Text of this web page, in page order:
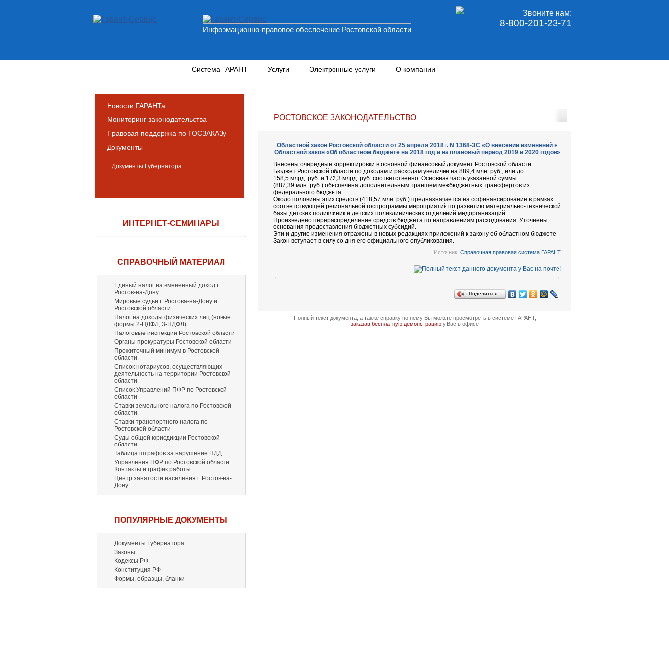
Информационно-правовое обеспечение Ростовской области
Звоните нам:
8-800-201-23-71
Система ГАРАНТ Услуги Электронные услуги О компании
Новости ГАРАНТа
Мониторинг законодательства
Правовая поддержка по ГОСЗАКАЗу
Документы
Документы Губернатора
ИНТЕРНЕТ-СЕМИНАРЫ
СПРАВОЧНЫЙ МАТЕРИАЛ
Единый налог на вмененный доход г.
Ростов-на-Дону
Мировые судьи г. Ростова-на-Дону и
Ростовской области
Налог на доходы физических лиц (новые
формы 2-НДФЛ, 3-НДФЛ)
Налоговые инспекции Ростовской области
Органы прокуратуры Ростовской области
Прожиточный минимум в Ростовской
области
Список нотариусов, осуществляющих
деятельность на территории Ростовской
области
Список Управлений ПФР по Ростовской
области
Ставки земельного налога по Ростовской
области
Ставки транспортного налога по
Ростовской области
Суды общей юрисдикции Ростовской
области
Таблица штрафов за нарушение ПДД
Управления ПФР по Ростовской области.
Контакты и график работы
Центр занятости населения г. Ростов-на-
Дону
ПОПУЛЯРНЫЕ ДОКУМЕНТЫ
Документы Губернатора
Законы
Кодексы РФ
Конституция РФ
Формы, образцы, бланки
РОСТОВСКОЕ ЗАКОНОДАТЕЛЬСТВО
Областной закон Ростовской области от 25 апреля 2018 г. N 1368-ЗС «О внесении изменений в
Областной закон «Об областном бюджете на 2018 год и на плановый период 2019 и 2020 годов»
Внесены очередные корректировки в основной финансовый документ Ростовской области.
Бюджет Ростовской области по доходам и расходам увеличен на 889,4 млн. руб., или до
158,5 млрд. руб. и 172,3 млрд. руб. соответственно. Основная часть указанной суммы
(887,39 млн. руб.) обеспечена дополнительным траншем межбюджетных трансфертов из
федерального бюджета.
Около половины этих средств (418,57 млн. руб.) предназначается на софинансирование в рамках
соответствующей региональной госпрограммы мероприятий по развитию материально-технической
базы детских поликлиник и детских поликлинических отделений медорганизаций.
Произведено перераспределение средств бюджета по направлениям расходования. Уточнены
основания предоставления бюджетных субсидий.
Эти и другие изменения отражены в новых редакциях приложений к закону об областном бюджете.
Закон вступает в силу со дня его официального опубликования.
Источник: Справочная правовая система ГАРАНТ
← →
Поделиться…
Полный текст документа, а также справку по нему Вы можете просмотреть в системе ГАРАНТ,
заказав бесплатную демонстрациюу Вас в офисе